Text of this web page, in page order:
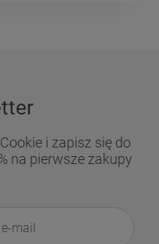
i zapisz się do
na pierwsze zakupy